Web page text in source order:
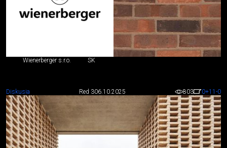
Wienerberger s.r.o. SK
Diskusia Red 306.10.2025 803 0+11 -0